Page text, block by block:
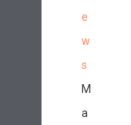
e
w
s
M
a